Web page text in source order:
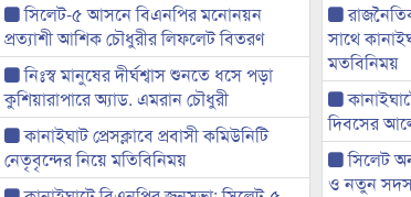
সিলেট-৫ আসনে বিএনপির মনোনয়ন
প্রত্যাশী আশিক চৌধুরীর লিফলেট বিতরণ
নিঃস্ব মানুষের দীর্ঘশ্বাস শুনতে ধসে পড়া
কুশিয়ারাপারে অ্যাড. এমরান চৌধুরী
কানাইঘাট প্রেসক্লাবে প্রবাসী কমিউনিটি
নেতৃবৃন্দের নিয়ে মতিবিনিময়
সাথে
মতবিনিময়
দিবসের
সিলেট
ও নতুন